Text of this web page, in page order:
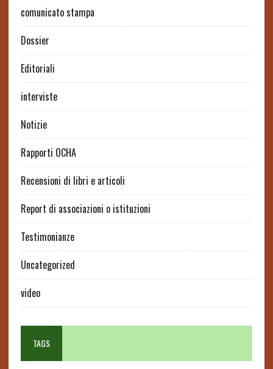
comunicato stampa
Dossier
Editoriali
interviste
Notizie
Rapporti OCHA
Recensioni di libri e articoli
Report di associazioni o istituzioni
Testimonianze
Uncategorized
video
TAGS